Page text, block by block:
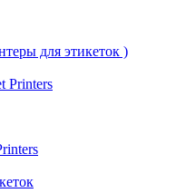
для этикеток )
Printers